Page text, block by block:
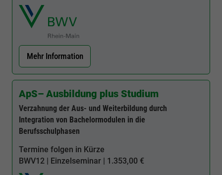
Mehr Information
ApS– Ausbildung plus Studium
Verzahnung der Aus- und Weiterbildung durch
Integration von Bachelormodulen in die
Berufsschulphasen
Termine folgen in Kürze
BWV12 | Einzelseminar | 1.353,00 €